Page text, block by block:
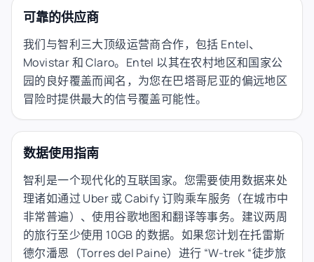
可靠的供应商
我们与智利三大顶级运营商合作，包括 Entel、
Movistar 和 Claro。Entel 以其在农村地区和国家公
园的良好覆盖而闻名，为您在巴塔哥尼亚的偏远地区
冒险时提供最大的信号覆盖可能性。
数据使用指南
智利是一个现代化的互联国家。您需要使用数据来处
理诸如通过 Uber 或 Cabify 订购乘车服务（在城市中
非常普遍）、使用谷歌地图和翻译等事务。建议两周
的旅行至少使用 10GB 的数据。如果您计划在托雷斯
德尔潘恩（Torres del Paine）进行 “W-trek “徒步旅